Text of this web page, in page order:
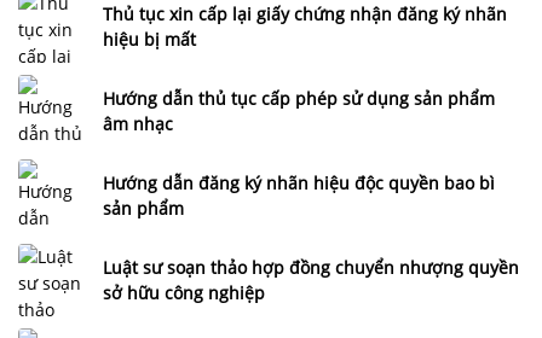
Thủ tục xin cấp lại giấy chứng nhận đăng ký nhãn
hiệu bị mất
Hướng dẫn thủ tục cấp phép sử dụng sản phẩm
âm nhạc
Hướng dẫn đăng ký nhãn hiệu độc quyền bao bì
sản phẩm
Luật sư soạn thảo hợp đồng chuyển nhượng quyền
sở hữu công nghiệp